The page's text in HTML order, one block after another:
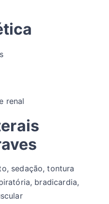
renal
sedação, tontura
bradicardia,